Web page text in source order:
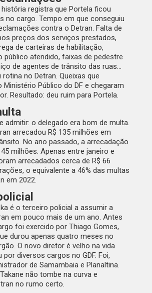
registra que Portela ficou
no cargo. Tempo em que conseguiu
contra o Detran. Falta de
preços dos serviços prestados,
de carteiras de habilitação,
público atendido, faixas de pedestre
de agentes de trânsito das ruas…
no Detran. Queixas que
Ministério Público do DF e chegaram
Resultado: deu ruim para Portela.
admitir: o delegado era bom de multa.
arrecadou R$ 135 milhões em
No ano passado, a arrecadação
milhões. Apenas entre janeiro e
arrecadados cerca de R$ 66
o equivalente a 46% das multas
em 2022.
é o terceiro policial a assumir a
em pouco mais de um ano. Antes
foi exercido por Thiago Gomes,
durou apenas quatro meses no
O novo diretor é velho na vida
por diversos cargos no GDF. Foi,
de Samambaia e Planaltina.
não tombe na curva e
no rumo certo.